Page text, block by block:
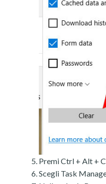
Premi Ctrl + Alt +
Scegli Task